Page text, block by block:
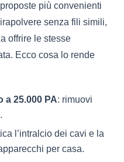
più convenienti
senza fili simili,
offrire le stesse
Ecco cosa lo rende
a 25.000 PA: rimuovi
l’intralcio dei cavi e la
per casa.